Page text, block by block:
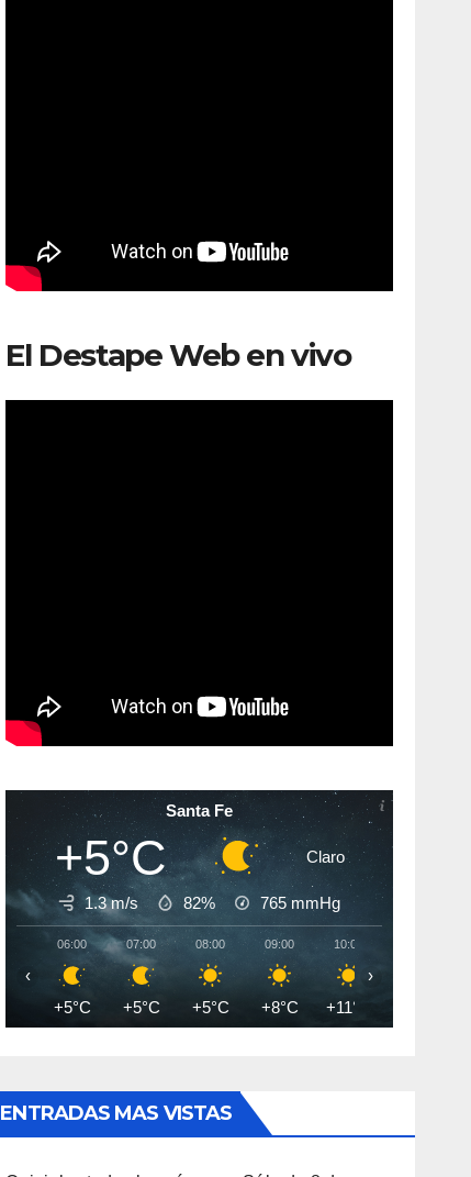
El Destape Web en vivo
Santa Fe
+5°C Claro
1.3 m/s 82% 765 mmHg
06:00
+5°C
07:00
+5°C
08:00
+5°C
09:00
+8°C
10:00
+11°C
‹ ›
ENTRADAS MAS VISTAS